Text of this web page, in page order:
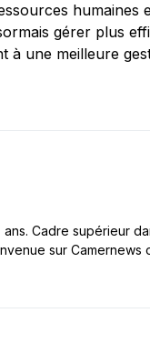
humaines
gérer plus
à une meilleure
Cadre supérieur
sur Camernews